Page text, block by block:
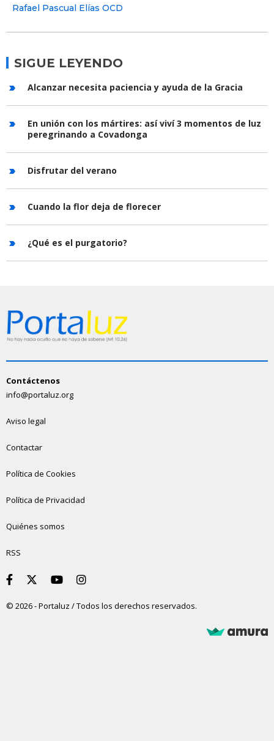
Rafael Pascual Elías OCD
SIGUE LEYENDO
Alcanzar necesita paciencia y ayuda de la Gracia
En unión con los mártires: así viví 3 momentos de luz
peregrinando a Covadonga
Disfrutar del verano
Cuando la flor deja de florecer
¿Qué es el purgatorio?
Contáctenos
info@portaluz.org
Aviso legal
Contactar
Política de Cookies
Política de Privacidad
Quiénes somos
RSS
© 2026 - Portaluz / Todos los derechos reservados.